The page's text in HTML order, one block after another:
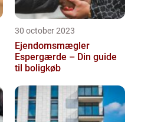
30 october 2023
Ejendomsmægler
Espergærde – Din guide
til boligkøb